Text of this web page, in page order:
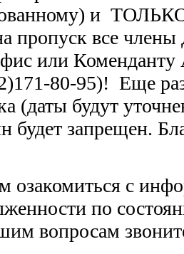
и
пропуск все
или
80-95)! Еще
(даты будут
будет запрещен.
озакомиться с
по
вопросам